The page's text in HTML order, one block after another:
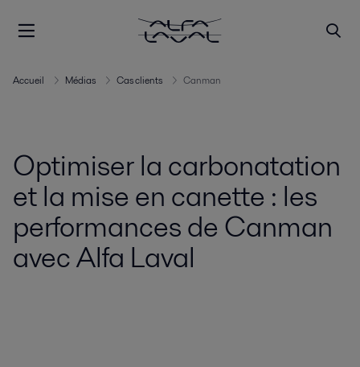
Accueil Médias Cas clients Canman
Optimiser la carbonatation
et la mise en canette : les
performances de Canman
avec Alfa Laval